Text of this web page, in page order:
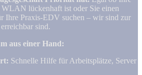
WLAN lückenhaft ist oder Sie einen
Ihre Praxis-EDV suchen – wir sind zur
sind.
aus einer Hand:
Schnelle Hilfe für Arbeitsplätze, Server